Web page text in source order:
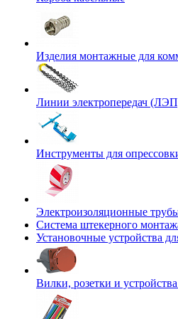
Изделия монтажные для
Линии электропередач
Инструменты для
Электроизоляционные
Система штекерного
Установочные устройства
Вилки, розетки и